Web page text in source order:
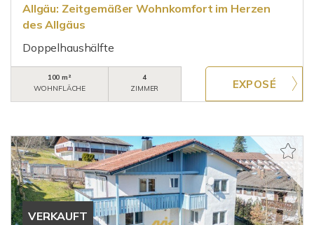
Allgäu: Zeitgemäßer Wohnkomfort im Herzen
des Allgäus
Doppelhaushälfte
100 m²
WOHNFLÄCHE
4
ZIMMER
VERKAUFT